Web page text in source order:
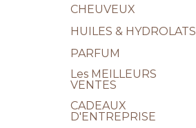
CHEUVEUX
HUILES & HYDROLATS
PARFUM
Les MEILLEURS
VENTES
CADEAUX
D'ENTREPRISE